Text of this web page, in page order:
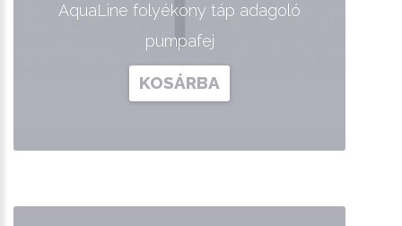
AquaLine folyékony táp adagoló
pumpafej
KOSÁRBA